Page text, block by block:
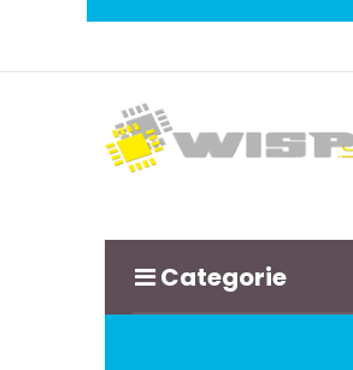
Categorie